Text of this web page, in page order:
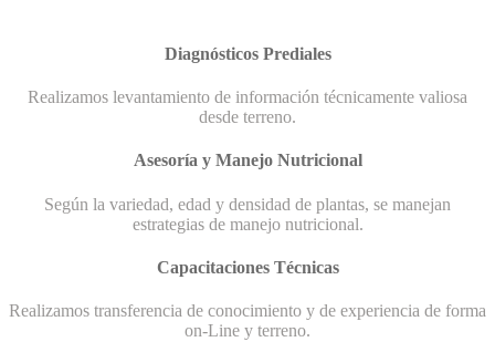
Diagnósticos Prediales
Realizamos levantamiento de información técnicamente valiosa
desde terreno.
Asesoría y Manejo Nutricional
Según la variedad, edad y densidad de plantas, se manejan
estrategias de manejo nutricional.
Capacitaciones Técnicas
Realizamos transferencia de conocimiento y de experiencia de forma
on-Line y terreno.